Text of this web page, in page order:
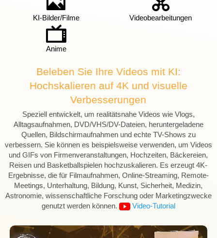
Konvertieren DVD Bearbeiten
KI-Bilder/Filme Videobearbeitungen
Anime
Beleben Sie Ihre Videos mit KI:
Hochskalieren auf 4K und visuelle
Verbesserungen
Speziell entwickelt, um realitätsnahe Videos wie Vlogs,
Alltagsaufnahmen, DVD/VHS/DV-Dateien, heruntergeladene
Quellen, Bildschirmaufnahmen und echte TV-Shows zu
verbessern. Sie können es beispielsweise verwenden, um Videos
und GIFs von Firmenveranstaltungen, Hochzeiten, Bäckereien,
Reisen und Basketballspielen hochzuskalieren. Es erzeugt 4K-
Ergebnisse, die für Filmaufnahmen, Online-Streaming, Remote-
Meetings, Unterhaltung, Bildung, Kunst, Sicherheit, Medizin,
Astronomie, wissenschaftliche Forschung oder Marketingzwecke
genutzt werden können.
Video-Tutorial